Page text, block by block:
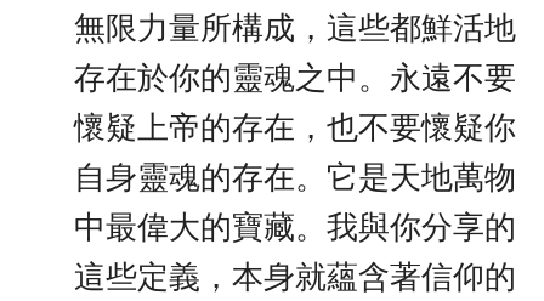
無限力量所構成，這些都鮮活地
存在於你的靈魂之中。永遠不要
懷疑上帝的存在，也不要懷疑你
自身靈魂的存在。它是天地萬物
中最偉大的寶藏。我與你分享的
這些定義，本身就蘊含著信仰的